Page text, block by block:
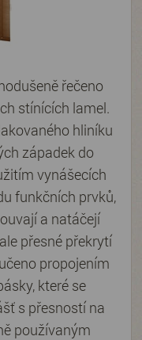
řečeno
stínících lamel.
hliníku
západek do
vynášecích
funkčních prvků,
a natáčejí
přesné překrytí
propojením
které se
s přesností na
používaným